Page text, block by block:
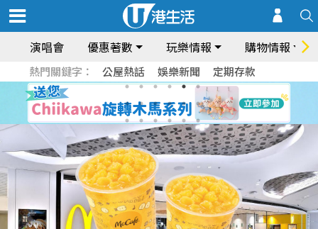
演唱會 優惠著數 玩樂情報 購物情報
熱門關鍵字： 公屋熱話 娛樂新聞 定期存款